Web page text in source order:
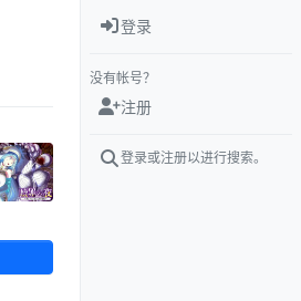
登录
没有帐号？
注册
登录或注册以进行搜索。